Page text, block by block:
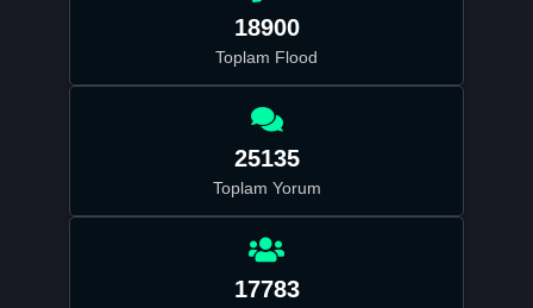
18900
Toplam Flood
25135
Toplam Yorum
17783